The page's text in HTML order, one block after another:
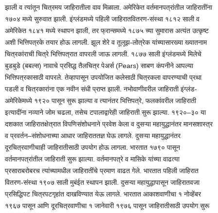
झाली व त्यांतून चित्रमय जाहिरातीला वाव मिळाला. अमेरिकेत वर्तमानपत्रांतील जाहिरातींना
१७०४ मध्ये सुरुवात झाली. इंग्लंडमध्ये पहिली जाहिरातवितरण-संस्था १८१२ साली व
अमेरिकेत १८४१ मध्ये स्थापन झाली, तर फ्रान्समध्ये १८७५ च्या सुमारास अत्यंत उत्कृष्ट
अशी भित्तिपत्रके तयार होऊ लागली. झूल शेरे व तूलूझ-लोत्रेक यांच्यासारख्या ख्यातनाम
चित्रकांराची चित्रे भित्तिपत्रात वापरली जाऊ लागली. १८७७ साली इंग्लंडमध्ये मिलेचे
बुडबुडे (बबल्स) नावाचे प्रसिद्ध तैलचित्र पेअर्स (Pears) साबण कंपनीने आपल्या
भित्तिपत्रकासाठी वापरले. तेव्हापासून उपयोजित कलेसाठी चित्रकला वापरण्याची प्रथा
पडली व चित्रकारांना एक नवीन संधी प्राप्त झाली. नभोवाणीवरील जाहिराती इंग्लंड-
अमेरिकेमध्ये १९२० पासून सुरू झाल्या व त्यानंतर भित्तिपत्रे, फलकांवरील जाहिराती
इत्यादींना नव्याने जोम चढला, तसेच टपालाद्वारेही जाहिराती सुरू झाल्या. १९२०–३० या
दशकात जाहिरातक्षेत्रात विपणिसंशोधनाने प्रवेश केला व दुसऱ्या महायुद्धानंतर मानसशास्त्र
व प्रवर्तन–संशोधनाच्या आधार जाहिराततज्ञ घेऊ लागले. दुसऱ्या महायुद्धानंतर
दूरचित्रवाणीचाही जाहिरातीसाठी उपयोग होऊ लागला. भारतात १७९० पासून
वर्तमानपत्रांतील जाहिराती सुरू झाल्या. वर्तमानपत्रे व मासिके यांच्या वाढत्या
प्रसाराबरोबरच त्यांच्यामधील जाहिरातींचे प्रमाण वाढत गेले. भारतात पहिली जाहिरात
वितरण-संस्था १९०७ साली मुबंईत स्थापन झाली. दुसऱ्या महायुद्धापासून जाहिरातवजा
प्रसिद्धिपट चित्रपटगृहांत दाखविण्यात येऊ लागले. भारतात आकाशवाणीचा १ नोव्हेंबर
१९६७ पासून आणि दूरचित्रवाणीचा १ जानेवारी १९७६ पासून जाहिरातीसाठी उपयोग सुरू